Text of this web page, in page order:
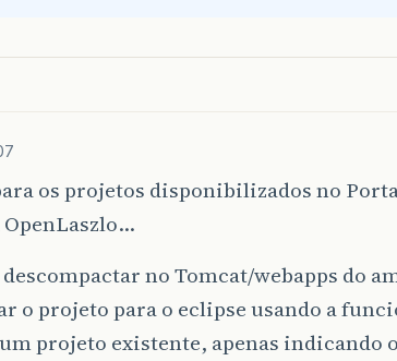
os projetos disponibilizados no
no Tomcat/webapps do
o projeto para o eclipse usando a
projeto existente, apenas indicando